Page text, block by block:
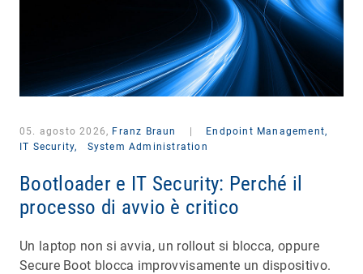
05. agosto 2026, Franz Braun
Endpoint Management,
IT Security,
System Administration
Bootloader e IT Security: Perché il
processo di avvio è critico
Un laptop non si avvia, un rollout si blocca, oppure
Secure Boot blocca improvvisamente un dispositivo.